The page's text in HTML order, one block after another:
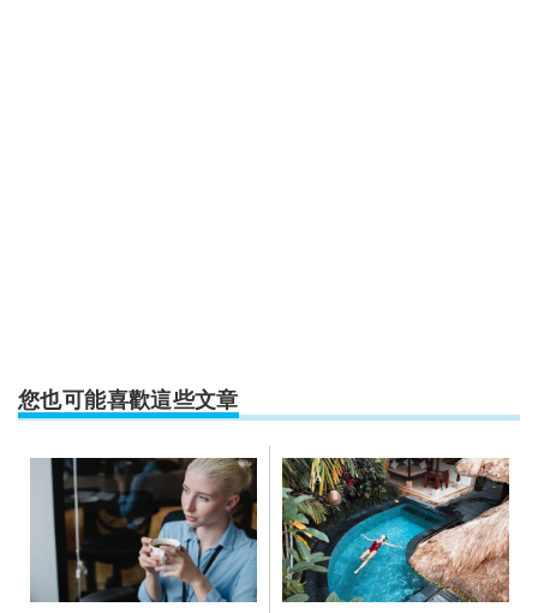
您也可能喜歡這些文章